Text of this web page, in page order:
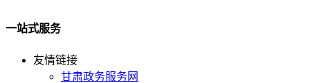
一站式服务
友情链接
甘肃政务服务网